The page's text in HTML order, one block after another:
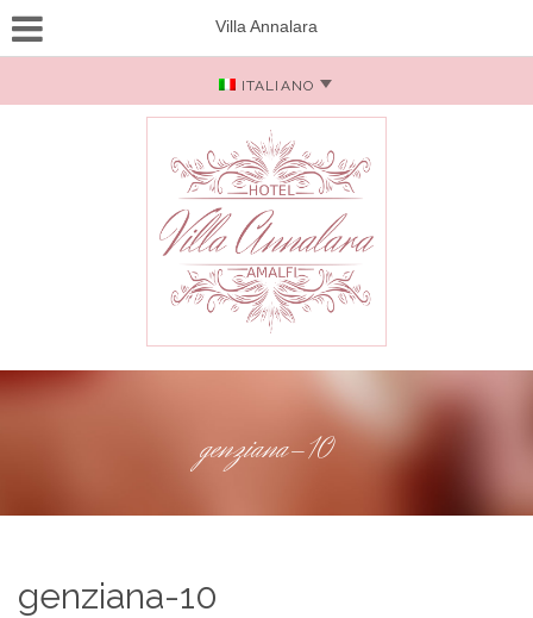
Villa Annalara
ITALIANO
genziana-10
genziana-10